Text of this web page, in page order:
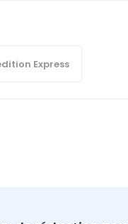
Express